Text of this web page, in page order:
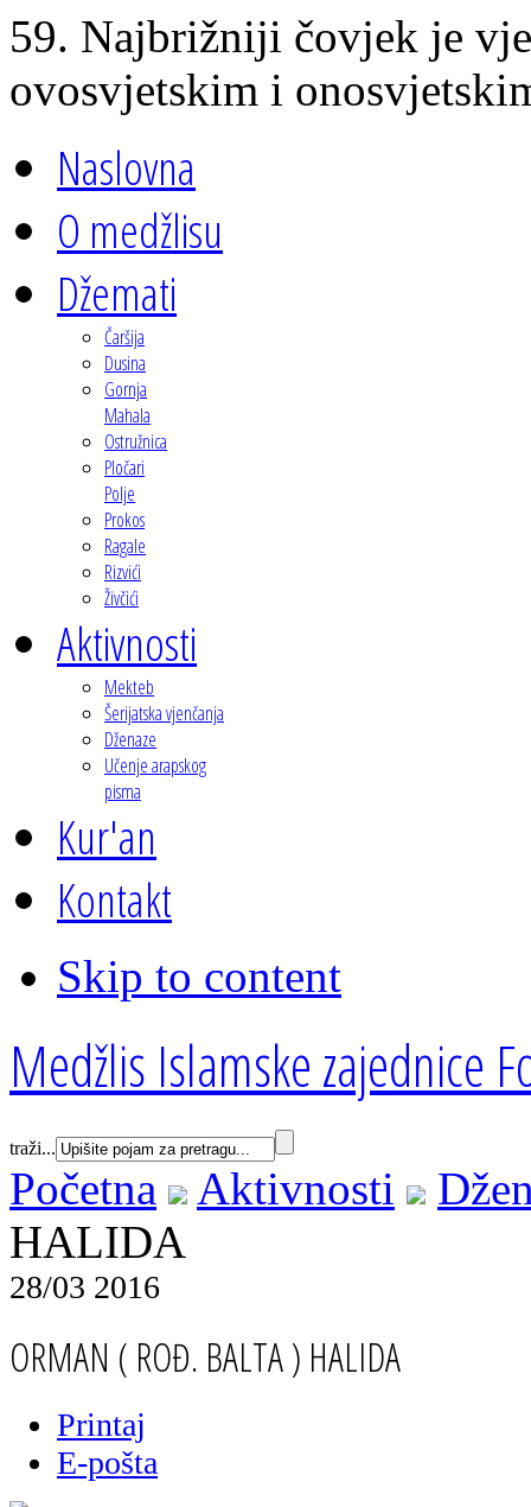
59. Najbrižniji čovjek je
ovosvjetskim i
Naslovna
O medžlisu
Džemati
Čaršija
Dusina
Gornja
Mahala
Ostružnica
Pločari
Polje
Prokos
Ragale
Rizvići
Živčići
Aktivnosti
Mekteb
Šerijatska vjenčanja
Dženaze
Učenje arapskog
pisma
Kur'an
Kontakt
Skip to content
Medžlis Islamske zajednice
traži...
Početna Aktivnosti
HALIDA
28/03 2016
ORMAN ( ROĐ. BALTA ) HALIDA
Printaj
E-pošta